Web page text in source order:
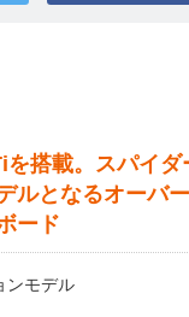
搭載。スパイダ
ルとなるオーバー
ード
ンモデル